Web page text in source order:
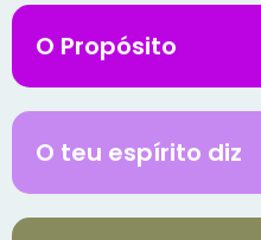
O Propósito
O teu espírito diz